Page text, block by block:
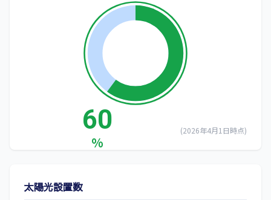
60
%
(2026年4月1日時点)
太陽光設置数